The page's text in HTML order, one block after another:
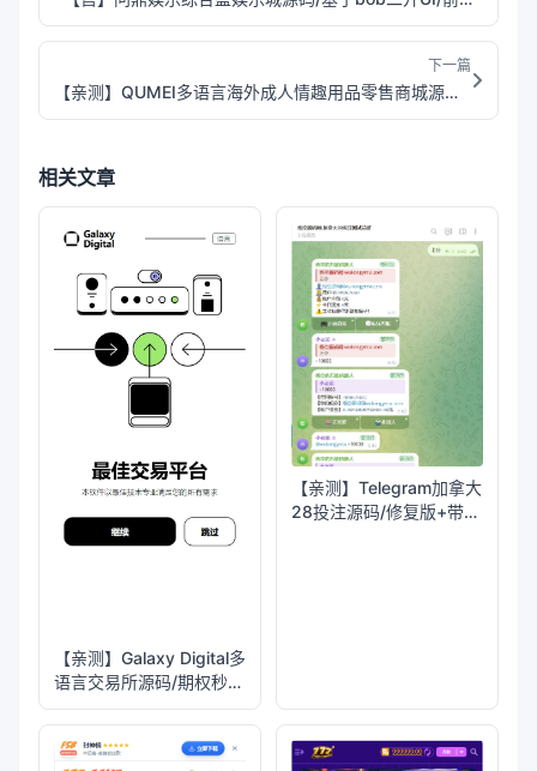
下一篇
【亲测】QUMEI多语言海外成人情趣用品零售商城源码/前端html+后端php
相关文章
【亲测】Galaxy Digital多
语言交易所源码/期权秒合
约+杠杆合约+智能合约投
资理财+NTF+贷款+输赢
控制
【亲测】Telegram加拿大
28投注源码/修复版+带搭